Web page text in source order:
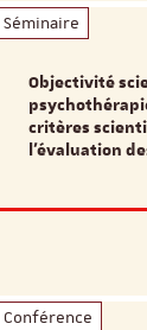
Séminaire
Objectivité
critères
l'évaluation
Conférence